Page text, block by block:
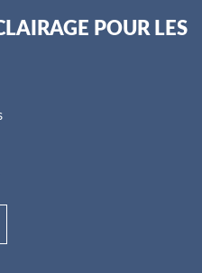
POUR LES